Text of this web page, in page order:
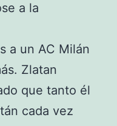
a la
a un AC Milán
Zlatan
que tanto él
cada vez